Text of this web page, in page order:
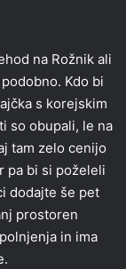
na Rožnik ali
Kdo bi
s korejskim
so obupali, le na
tam zelo cenijo
pa bi si poželeli
dodajte še pet
prostoren
in ima